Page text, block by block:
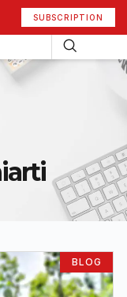
SUBSCRIPTION
BLOG